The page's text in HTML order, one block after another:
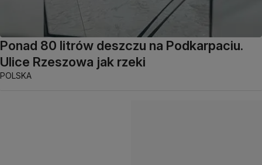
Ponad 80 litrów deszczu na Podkarpaciu.
Ulice Rzeszowa jak rzeki
POLSKA